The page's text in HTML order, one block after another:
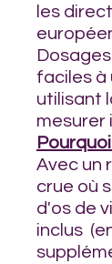
les
faciles à
utilisant
mesurer
Avec un
crue où
d'os de
inclus